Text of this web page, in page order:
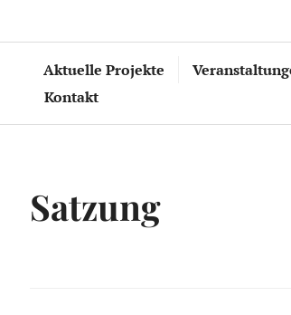
Aktuelle Projekte
Kontakt
Satzung